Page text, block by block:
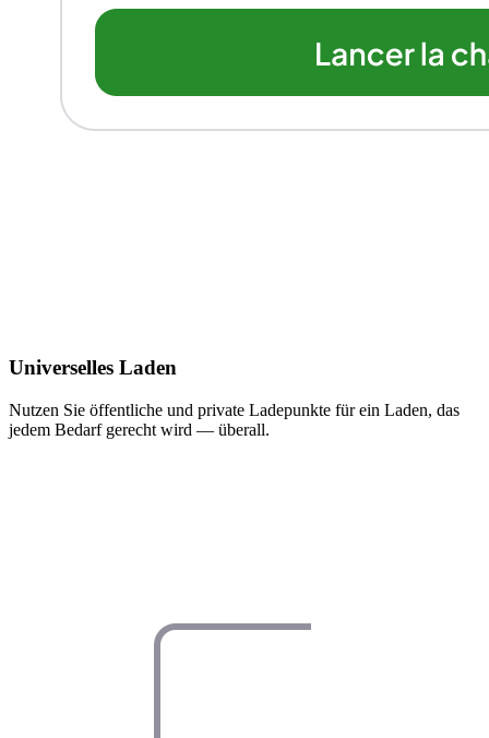
Universelles Laden
Nutzen Sie öffentliche und private Ladepunkte für ein Laden, das
jedem Bedarf gerecht wird — überall.